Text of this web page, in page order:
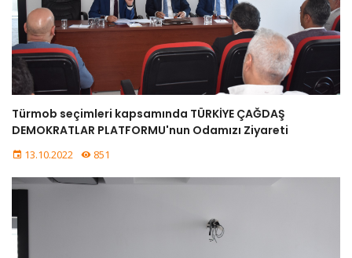
GALERI
İLETIŞIM
Türmob seçimleri kapsamında TÜRKİYE ÇAĞDAŞ
DEMOKRATLAR PLATFORMU'nun Odamızı Ziyareti
13.10.2022 851